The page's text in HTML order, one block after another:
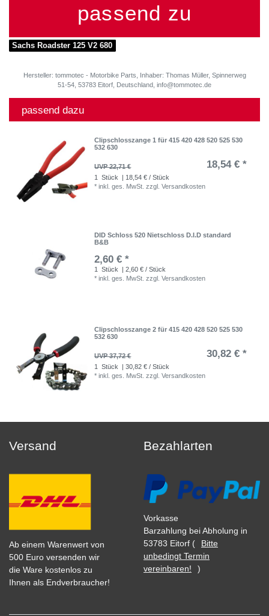
passend zu
Sachs Roadster 125 V2 680
Hersteller: tommotec - Motorbike Parts, Inhaber: Thomas Müller, Spinnerweg
51-54, 53783 Eitorf, Deutschland, info@tommotec.de
passend dazu
Clipschlosszange 1 für 415 420 428 520 525 530
532 630
UVP 22,71 € 18,54 € *
1 Stück
| 18,54 € / Stück
*inkl. ges. MwSt. zzgl.Versandkosten
DID Schloss 520 Nietschloss D.I.D standard
B&B
2,60 € *
1 Stück
| 2,60 € / Stück
*inkl. ges. MwSt. zzgl.Versandkosten
Clipschlosszange 2 für 415 420 428 520 525 530
532 630
UVP 37,72 € 30,82 € *
1 Stück
| 30,82 € / Stück
*inkl. ges. MwSt. zzgl.Versandkosten
Versand
Ab einem Warenwert von
500 Euro versenden wir
die Ware kostenlos zu
Ihnen als Endverbraucher!
Bezahlarten
Vorkasse
Barzahlung bei Abholung in
53783 Eitorf (
Bitte
unbedingt Termin
vereinbaren!
)